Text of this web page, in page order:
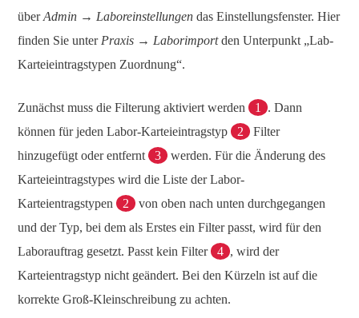
überAdmin → Laboreinstellungen das Einstellungsfenster. Hier
finden Sie unter Praxis → Laborimportden Unterpunkt „Lab-
Karteieintragstypen Zuordnung“.
Zunächst muss die Filterung aktiviert werden 1
. Dann
können für jeden Labor-Karteieintragstyp
2
Filter
hinzugefügt oder entfernt
3
werden. Für die Änderung des
Karteieintragstypes wird die Liste der Labor-
Karteientragstypen
2
von oben nach unten durchgegangen
und der Typ, bei dem als Erstes ein Filter passt, wird für den
Laborauftrag gesetzt. Passt kein Filter
4 , wird der
Karteientragstyp nicht geändert. Bei den Kürzeln ist auf die
korrekte Groß-Kleinschreibung zu achten.